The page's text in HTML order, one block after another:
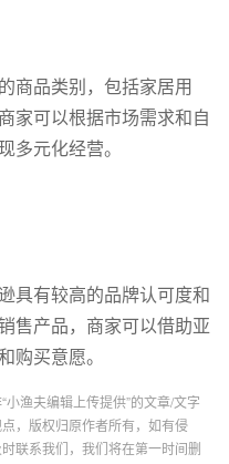
商品类别，包括家居用
家可以根据市场需求和自
多元化经营。
具有较高的品牌认可度和
售产品，商家可以借助亚
购买意愿。
渔夫编辑上传提供”的文章/文字
，版权归原作者所有，如有侵
联系我们，我们将在第一时间删